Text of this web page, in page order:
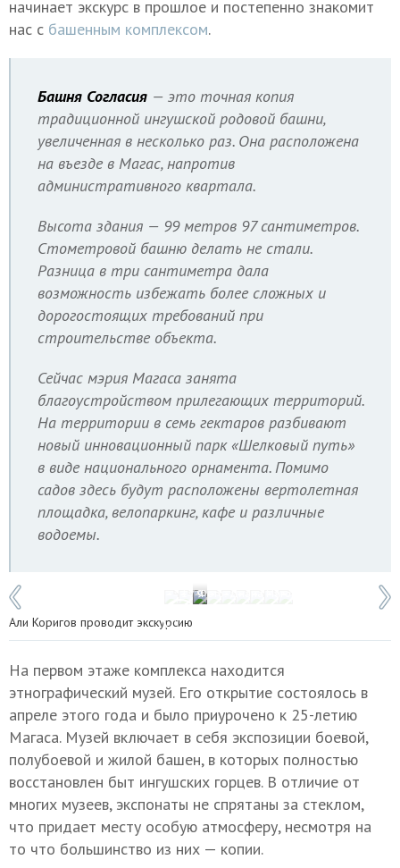
начинает экскурс в прошлое и постепенно знакомит
нас с башенным комплексом.
Башня Согласия — это точная копия
традиционной ингушской родовой башни,
увеличенная в несколько раз. Она расположена
на въезде в Магас, напротив
административного квартала.
Высота здания — 99 метров 97 сантиметров.
Стометровой башню делать не стали.
Разница в три сантиметра дала
возможность избежать более сложных и
дорогостоящих требований при
строительстве объекта.
Сейчас мэрия Магаса занята
благоустройством прилегающих территорий.
На территории в семь гектаров разбивают
новый инновационный парк «Шелковый путь»
в виде национального орнамента. Помимо
садов здесь будут расположены вертолетная
площадка, велопаркинг, кафе и различные
водоемы.
Фото: Диана Магомаева
1 / 9
Али Коригов проводит экскурсию
На первом этаже комплекса находится
этнографический музей. Его открытие состоялось в
апреле этого года и было приурочено к 25-летию
Магаса. Музей включает в себя экспозиции боевой,
полубоевой и жилой башен, в которых полностью
восстановлен быт ингушских горцев. В отличие от
многих музеев, экспонаты не спрятаны за стеклом,
что придает месту особую атмосферу, несмотря на
то что большинство из них — копии.